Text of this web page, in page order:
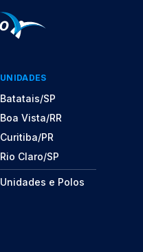
UNIDADES
Batatais/SP
Boa Vista/RR
Curitiba/PR
Rio Claro/SP
Unidades e Polos